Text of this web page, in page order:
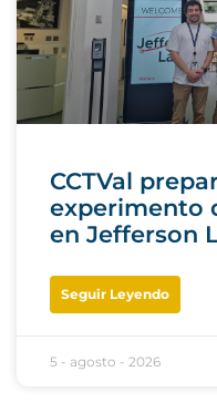
CCTVal
experimento
en Jefferson
Seguir Leyendo
5 - agosto - 2026